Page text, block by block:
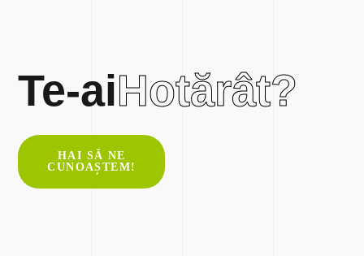
Te-aiHotărât?
HAI SĂ NE
CUNOAȘTEM!